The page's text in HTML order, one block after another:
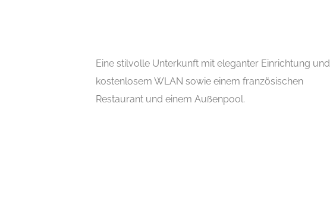
Eine stilvolle Unterkunft mit eleganter Einrichtung und
kostenlosem WLAN sowie einem französischen
Restaurant und einem Außenpool.